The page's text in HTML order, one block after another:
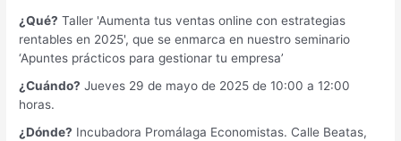
¿Qué? Taller 'Aumenta tus ventas online con estrategias
rentables en 2025', que se enmarca en nuestro seminario
‘Apuntes prácticos para gestionar tu empresa’
¿Cuándo? Jueves 29 de mayo de 2025 de 10:00 a 12:00
horas.
¿Dónde? Incubadora Promálaga Economistas. Calle Beatas,